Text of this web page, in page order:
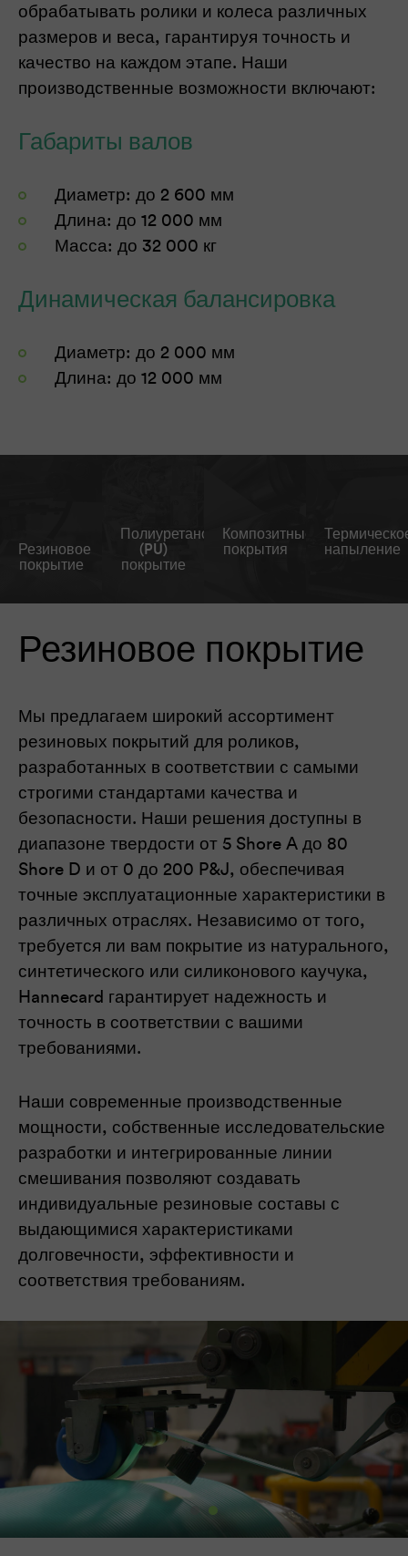
обрабатывать ролики и колеса различных
размеров и веса, гарантируя точность и
качество на каждом этапе. Наши
производственные возможности включают:
Габариты валов
Диаметр: до 2 600 мм
Длина: до 12 000 мм
Масса: до 32 000 кг
Динамическая балансировка
Диаметр: до 2 000 мм
Длина: до 12 000 мм
Резиновое
покрытие
Полиуретановое
(PU)
покрытие
Композитные
покрытия
напыление
Резиновое покрытие
Мы предлагаем широкий ассортимент
резиновых покрытий для роликов,
разработанных в соответствии с самыми
строгими стандартами качества и
безопасности. Наши решения доступны в
диапазоне твердости от 5 Shore A до 80
Shore D и от 0 до 200 P&J, обеспечивая
точные эксплуатационные характеристики в
различных отраслях. Независимо от того,
требуется ли вам покрытие из натурального,
синтетического или силиконового каучука,
Hannecard гарантирует надежность и
точность в соответствии с вашими
требованиями.
Наши современные производственные
мощности, собственные исследовательские
разработки и интегрированные линии
смешивания позволяют создавать
индивидуальные резиновые составы с
выдающимися характеристиками
долговечности, эффективности и
соответствия требованиям.